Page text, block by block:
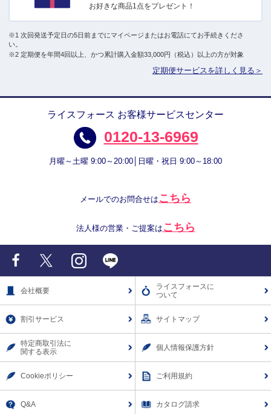
お好きな商品1点をプレゼント！
※1 次回発送予定日の5日前までにマイページまたはお電話にてお手続きくださ
い。
※2 定期便を年間4回以上、かつ累計購入金額33,000円（税込）以上の方が対象
定期便サービスを詳しく見る＞
ライスフォース お客様サービスセンター
0120-13-6969
月曜～土曜 9:00～20:00│日曜・祝日 9:00～18:00
メールでのお問合せは こちら
法人様の営業・ご提案は こちら
Facebook
会社概要
ライスフォースに
ついて
割引サービス サイトマップ
特定商取引法に
関する表示
個人情報保護方針
Cookieポリシー ご利用規約
Q&A カタログ請求